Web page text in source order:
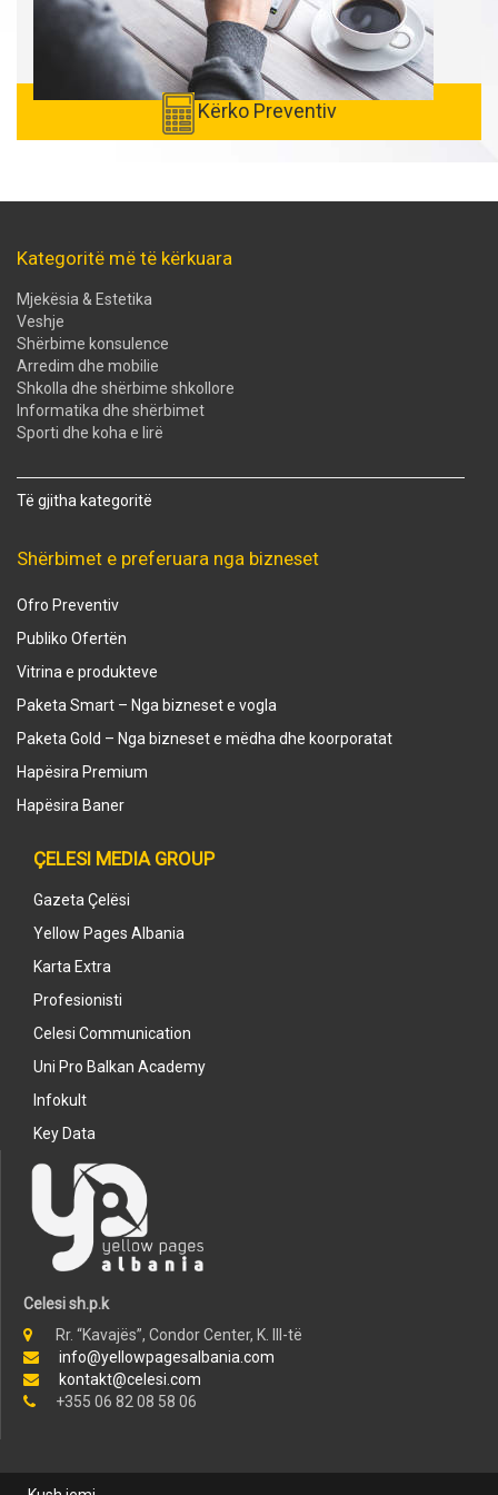
Kërko Preventiv
Kategoritë më të kërkuara
Mjekësia & Estetika
Veshje
Shërbime konsulence
Arredim dhe mobilie
Shkolla dhe shërbime shkollore
Informatika dhe shërbimet
Sporti dhe koha e lirë
Të gjitha kategoritë
Shërbimet e preferuara nga bizneset
Ofro Preventiv
Publiko Ofertën
Vitrina e produkteve
Paketa Smart – Nga bizneset e vogla
Paketa Gold – Nga bizneset e mëdha dhe koorporatat
Hapësira Premium
Hapësira Baner
ÇELESI MEDIA GROUP
Gazeta Çelësi
Yellow Pages Albania
Karta Extra
Profesionisti
Celesi Communication
Uni Pro Balkan Academy
Infokult
Key Data
Celesi sh.p.k
Rr. “Kavajës”, Condor Center, K. III-të
info@yellowpagesalbania.com
kontakt@celesi.com
+355 06 82 08 58 06